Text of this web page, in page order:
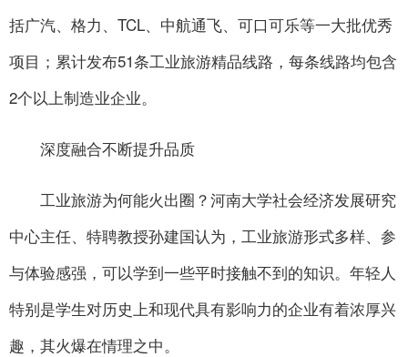
括广汽、格力、TCL、中航通飞、可口可乐等一大批优秀
项目；累计发布51条工业旅游精品线路，每条线路均包含
2个以上制造业企业。
深度融合不断提升品质
工业旅游为何能火出圈？河南大学社会经济发展研究
中心主任、特聘教授孙建国认为，工业旅游形式多样、参
与体验感强，可以学到一些平时接触不到的知识。年轻人
特别是学生对历史上和现代具有影响力的企业有着浓厚兴
趣，其火爆在情理之中。